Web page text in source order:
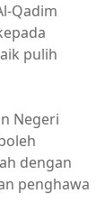
Qadim
pulih
Negeri
dengan
penghawa